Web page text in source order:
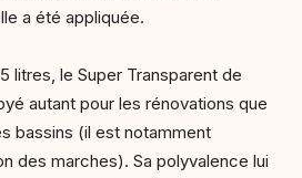
a été appliquée.
litres, le Super Transparent de
autant pour les rénovations que
bassins (il est notamment
des marches). Sa polyvalence lui